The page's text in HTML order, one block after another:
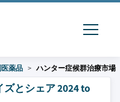
薬品 ハンター症候群治療市場
とシェア 2024 to